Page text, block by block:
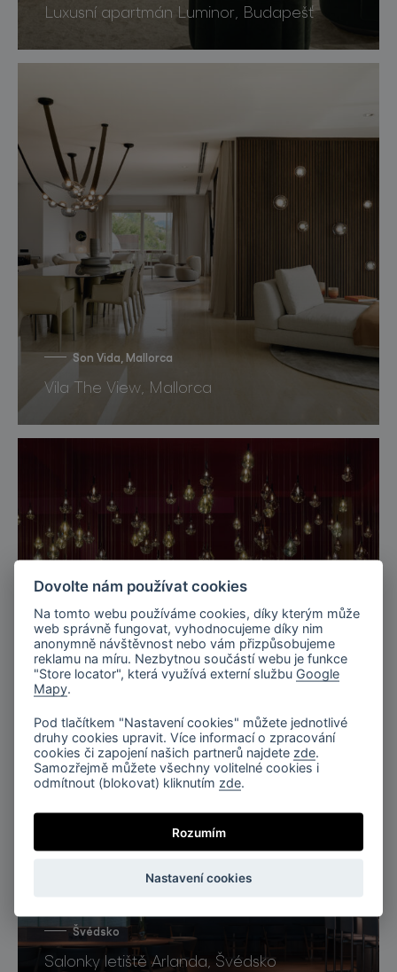
Luxusní apartmán Luminor, Budapešť
Son Vida, Mallorca
Vila The View, Mallorca
Miláno, Itálie
Salone del mobile, EUROLUCE 2025
Švédsko
Salonky letiště Arlanda, Švédsko
Dovolte nám používat cookies
Na tomto webu používáme cookies, díky kterým může
web správně fungovat, vyhodnocujeme díky nim
anonymně návštěvnost nebo vám přizpůsobujeme
reklamu na míru. Nezbytnou součástí webu je funkce
"Store locator", která využívá externí službu Google
Mapy.
Pod tlačítkem "Nastavení cookies" můžete jednotlivé
druhy cookies upravit. Více informací o zpracování
cookies či zapojení našich partnerů najdete zde.
Samozřejmě můžete všechny volitelné cookies i
odmítnout (blokovat) kliknutím zde.
Rozumím
Nastavení cookies